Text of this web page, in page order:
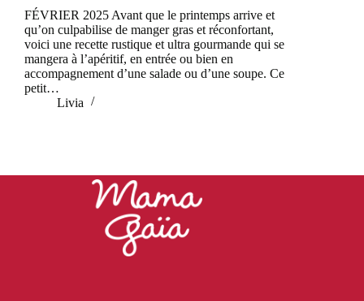
FÉVRIER 2025 Avant que le printemps arrive et
qu’on culpabilise de manger gras et réconfortant,
voici une recette rustique et ultra gourmande qui se
mangera à l’apéritif, en entrée ou bien en
accompagnement d’une salade ou d’une soupe. Ce
petit…
Livia